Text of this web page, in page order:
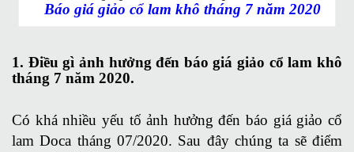
Báo giá giảo cổ lam khô tháng 7 năm 2020
1. Điều gì ảnh hưởng đến báo giá giảo cổ lam khô
tháng 7 năm 2020.
Có khá nhiều yếu tố ảnh hưởng đến báo giá giảo cổ
lam Doca tháng 07/2020. Sau đây chúng ta sẽ điểm